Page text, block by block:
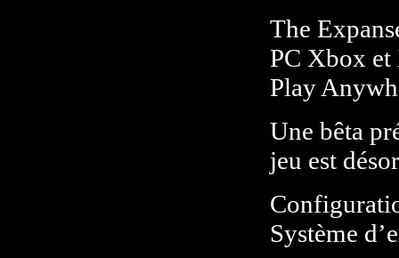
The
PC Xbox
Play
Une bêta
jeu est
Système